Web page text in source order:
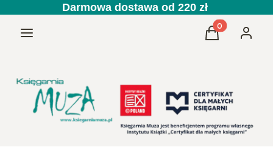
Darmowa dostawa od 220 zł
Menu Produkty w
Koszyk